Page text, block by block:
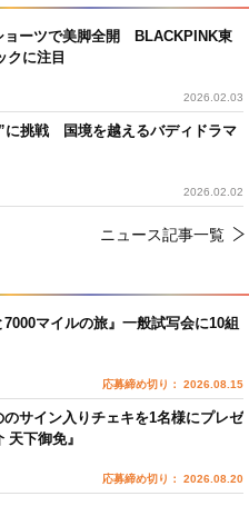
ョーツで美脚全開 BLACKPINK東
クに注目
2026.02.03
に挑戦 国境を越えるバディドラマ
2026.02.02
ニュース記事一覧
7000マイルの旅』一般試写会に10組
応募締め切り： 2026.08.15
サイン入りチェキを1名様にプレゼ
下御免』
応募締め切り： 2026.08.20